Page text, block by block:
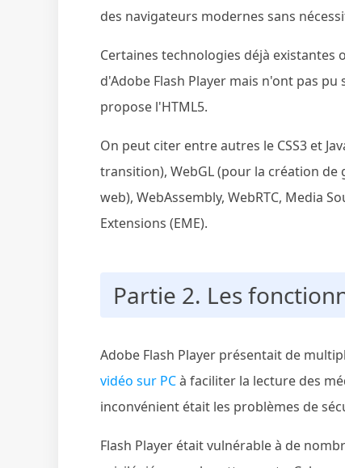
des navigateurs modernes sans
Certaines technologies déjà
d'Adobe Flash Player mais n'ont pas
propose l'HTML5.
On peut citer entre autres le CSS3 et
transition), WebGL (pour la création
web), WebAssembly, WebRTC, Media
Extensions (EME).
Partie 2. Les
Adobe Flash Player présentait de
vidéo sur PCà faciliter la lecture des
inconvénient était les problèmes de
Flash Player était vulnérable à de